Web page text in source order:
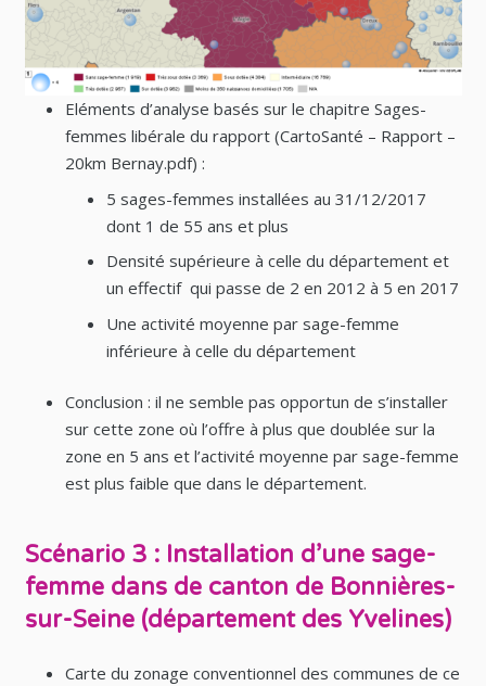
Eléments d’analyse basés sur le chapitre Sages-
femmes libérale du rapport (CartoSanté – Rapport –
20km Bernay.pdf) :
5 sages-femmes installées au 31/12/2017
dont 1 de 55 ans et plus
Densité supérieure à celle du département et
un effectif qui passe de 2 en 2012 à 5 en 2017
Une activité moyenne par sage-femme
inférieure à celle du département
Conclusion : il ne semble pas opportun de s’installer
sur cette zone où l’offre à plus que doublée sur la
zone en 5 ans et l’activité moyenne par sage-femme
est plus faible que dans le département.
Scénario 3 : Installation d’une sage-
femme dans de canton de Bonnières-
sur-Seine (département des Yvelines)
Carte du zonage conventionnel des communes de ce